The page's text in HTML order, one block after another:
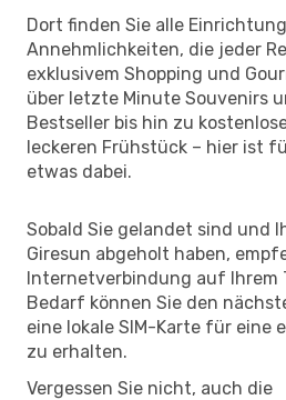
Dort finden Sie alle
Annehmlichkeiten, die jeder
exklusivem Shopping und
über letzte Minute Souvenirs
Bestseller bis hin zu
leckeren Frühstück – hier ist
etwas dabei.
Sobald Sie gelandet sind und
Giresun abgeholt haben,
Internetverbindung auf Ihrem
Bedarf können Sie den
eine lokale SIM-Karte für eine
zu erhalten.
Vergessen Sie nicht, auch die